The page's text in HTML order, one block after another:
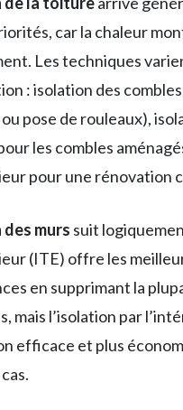
car la chaleur
Les techniques
: isolation des
pose de rouleaux),
les combles
pour une rénovation
des murs suit
(ITE) offre les
en supprimant la
mais l’isolation par
efficace et plus